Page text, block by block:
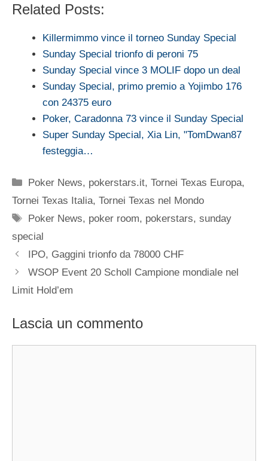
Related Posts:
Killermimmo vince il torneo Sunday Special
Sunday Special trionfo di peroni 75
Sunday Special vince 3 MOLIF dopo un deal
Sunday Special, primo premio a Yojimbo 176
con 24375 euro
Poker, Caradonna 73 vince il Sunday Special
Super Sunday Special, Xia Lin, "TomDwan87
festeggia…
Categorie
Poker News, pokerstars.it,Tornei Texas Europa,
Tornei Texas Italia, Tornei Texas nel Mondo
Tag
Poker News, poker room, pokerstars,sunday
special
IPO, Gaggini trionfo da 78000 CHF
WSOP Event 20 Scholl Campione mondiale nel
Limit Hold’em
Lascia un commento